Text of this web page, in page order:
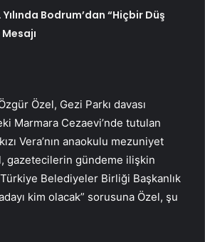
Yılında Bodrum’dan “Hiçbir Düş
Özel, Gezi Parkı davası
Marmara Cezaevi’nde tutulan
Vera’nın anaokulu mezuniyet
gazetecilerin gündeme ilişkin
Belediyeler Birliği Başkanlık
kim olacak” sorusuna Özel, şu